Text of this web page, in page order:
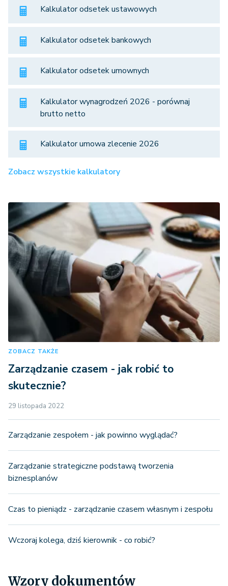
Kalkulator odsetek ustawowych
Kalkulator odsetek bankowych
Kalkulator odsetek umownych
Kalkulator wynagrodzeń 2026 - porównaj
brutto netto
Kalkulator umowa zlecenie 2026
Zobacz wszystkie kalkulatory
ZOBACZ TAKŻE
Zarządzanie czasem - jak robić to
skutecznie?
29 listopada 2022
Zarządzanie zespołem - jak powinno wyglądać?
Zarządzanie strategiczne podstawą tworzenia
biznesplanów
Czas to pieniądz - zarządzanie czasem własnym i zespołu
Wczoraj kolega, dziś kierownik - co robić?
Wzory dokumentów